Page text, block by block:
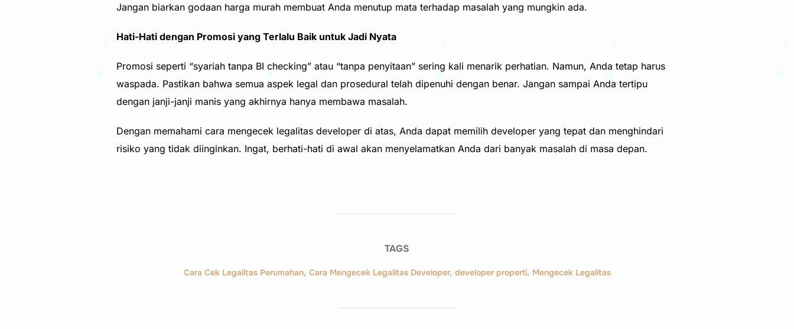
Jangan biarkan godaan harga murah membuat Anda menutup mata terhadap masalah yang mungkin ada.
Hati-Hati dengan Promosi yang Terlalu Baik untuk Jadi Nyata
Promosi seperti “syariah tanpa BI checking” atau “tanpa penyitaan” sering kali menarik perhatian. Namun, Anda tetap harus
waspada. Pastikan bahwa semua aspek legal dan prosedural telah dipenuhi dengan benar. Jangan sampai Anda tertipu
dengan janji-janji manis yang akhirnya hanya membawa masalah.
Dengan memahami cara mengecek legalitas developer di atas, Anda dapat memilih developer yang tepat dan menghindari
risiko yang tidak diinginkan. Ingat, berhati-hati di awal akan menyelamatkan Anda dari banyak masalah di masa depan.
TAGS
Cara Cek Legalitas Perumahan, Cara Mengecek Legalitas Developer, developer properti, Mengecek Legalitas